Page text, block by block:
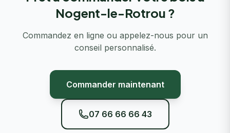
Nogent-le-Rotrou ?
Commandez en ligne ou appelez-nous pour un
conseil personnalisé.
Commander maintenant
07 66 66 66 43